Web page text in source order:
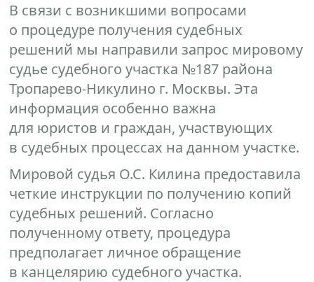
В связи с возникшими вопросами
о процедуре получения судебных
решений мы направили запрос мировому
судье судебного участка №187 района
Тропарево-Никулино г. Москвы. Эта
информация особенно важна
для юристов и граждан, участвующих
в судебных процессах на данном участке.
Мировой судья О.С. Килина предоставила
четкие инструкции по получению копий
судебных решений. Согласно
полученному ответу, процедура
предполагает личное обращение
в канцелярию судебного участка.